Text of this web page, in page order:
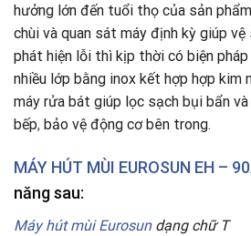
hưởng lớn đến tuổi thọ của sản
chùi và quan sát máy định kỳ giúp vệ
phát hiện lỗi thì kịp thời có biện
nhiều lớp bằng inox kết hợp hợp kim
máy rửa bát giúp lọc sạch bụi bẩn
bếp, bảo vệ động cơ bên trong.
MÁY HÚT MÙI EUROSUN EH –
năng sau:
Máy hút mùi Eurosundạng chữ T